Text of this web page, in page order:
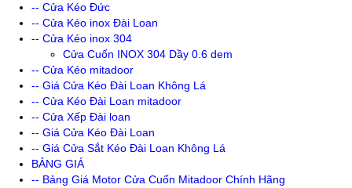
-- Cửa Kéo Đức
-- Cửa Kéo inox Đài Loan
-- Cửa Kéo inox 304
Cửa Cuốn INOX 304 Dầy 0.6 dem
-- Cửa Kéo mitadoor
-- Giá Cửa Kéo Đài Loan Không Lá
-- Cửa Kéo Đài Loan mitadoor
-- Cửa Xếp Đài loan
-- Giá Cửa Kéo Đài Loan
-- Giá Cửa Sắt Kéo Đài Loan Không Lá
BẢNG GIÁ
-- Bảng Giá Motor Cửa Cuốn Mitadoor Chính Hãng